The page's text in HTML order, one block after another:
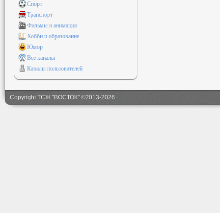
Спорт
Транспорт
Фильмы и анимация
Хобби и образование
Юмор
Все каналы
Каналы пользователей
Copyright ТСЖ "ВОСТОК" ©2013-2026